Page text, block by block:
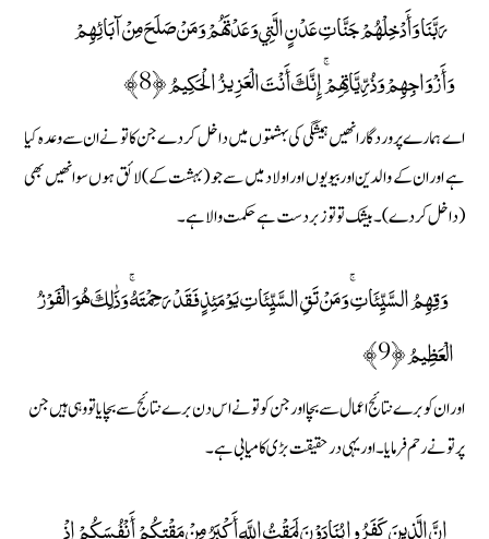
رَبَّنَا وَأَدْخِلْهُمْ جَنَّاتِ عَدْنٍ الَّتِي وَعَدْتَهُمْ وَمَنْ صَلَحَ مِنْ آبَائِهِمْ
وَأَزْوَاجِهِمْ وَذُرِّيَّاتِهِمْ ۚ إِنَّكَ أَنْتَ الْعَزِيزُ الْحَكِيمُ ﴿8﴾
اے ہمارے پروردگار انھیں ہمیشگی کی بہشتوں میں داخل کردے جن کا تو نے ان سے وعدہ کیا
ہے اور ان کے والدین اور بیویوں اور اولاد میں سے جو (بہشت کے) لائق ہوں سو انھیں بھی
(داخل کردے) ۔ بیشک تو تو زبردست ہے حکمت والا ہے۔
وَقِهِمُ السَّيِّئَاتِ ۚ وَمَنْ تَقِ السَّيِّئَاتِ يَوْمَئِذٍ فَقَدْ رَحِمْتَهُ ۚ وَذَٰلِكَ هُوَ الْفَوْزُ
الْعَظِيمُ ﴿9﴾
اور ان کو برے نتائج اعمال سے بچا اور جن کو تو نے اس دن برے نتائج سے بچایا تو وہی ہیں جن
پر تو نے رحم فرمایا۔ اور یہی درحقیقت بڑی کامیابی ہے۔
إِنَّ الَّذِينَ كَفَرُوا يُنَادَوْنَ لَمَقْتُ اللَّهِ أَكْبَرُ مِنْ مَقْتِكُمْ أَنْفُسَكُمْ إِذْ